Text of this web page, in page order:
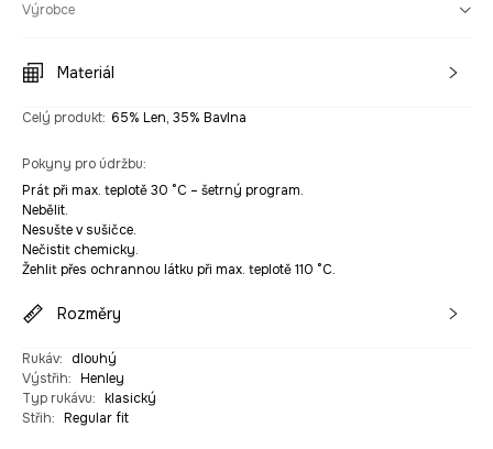
Výrobce
Materiál
Celý produkt: 65% Len, 35% Bavlna
Pokyny pro údržbu:
Prát při max. teplotě 30 °C – šetrný program.
Nebělit.
Nesušte v sušičce.
Nečistit chemicky.
Žehlit přes ochrannou látku při max. teplotě 110 °C.
Rozměry
Rukáv:
dlouhý
Výstřih: Henley
Typ rukávu: klasický
Střih: Regular fit